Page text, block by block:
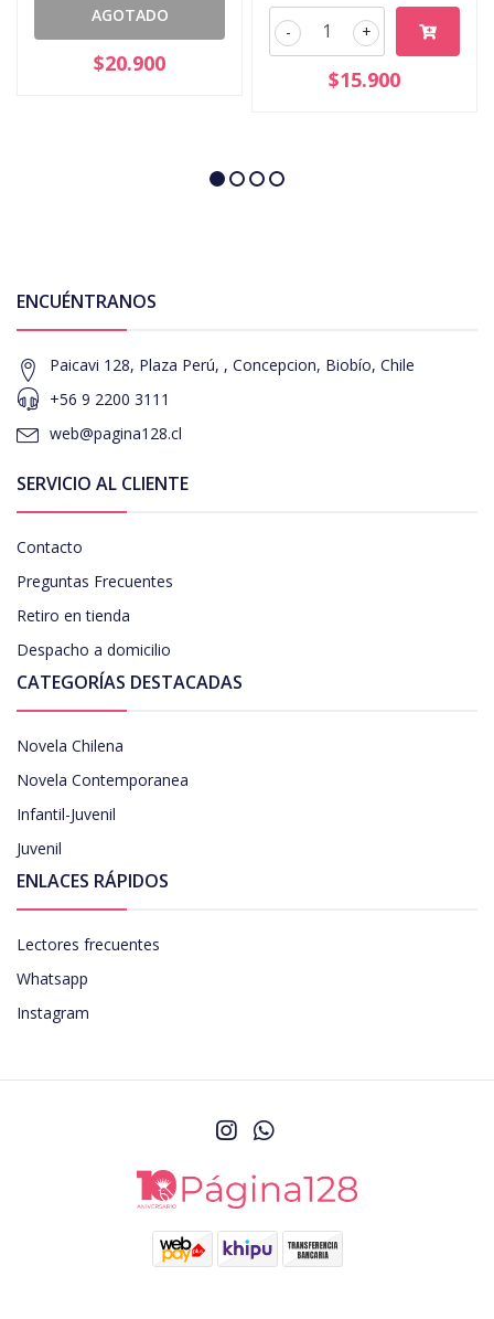
AGOTADO
$20.900
+
-
$15.900
ENCUÉNTRANOS
Paicavi 128, Plaza Perú, , Concepcion, Biobío, Chile
+56 9 2200 3111
web@pagina128.cl
SERVICIO AL CLIENTE
Contacto
Preguntas Frecuentes
Retiro en tienda
Despacho a domicilio
CATEGORÍAS DESTACADAS
Novela Chilena
Novela Contemporanea
Infantil-Juvenil
Juvenil
ENLACES RÁPIDOS
Lectores frecuentes
Whatsapp
Instagram